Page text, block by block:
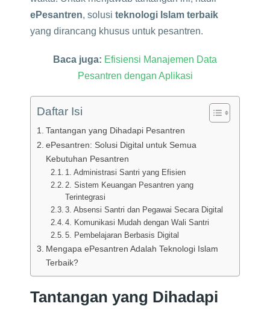
ePesantren, solusi teknologi Islam terbaik
yang dirancang khusus untuk pesantren.
Baca juga: Efisiensi Manajemen Data
Pesantren dengan Aplikasi
Daftar Isi
Tantangan yang Dihadapi Pesantren
ePesantren: Solusi Digital untuk Semua
Kebutuhan Pesantren
1. Administrasi Santri yang Efisien
2. Sistem Keuangan Pesantren yang
Terintegrasi
3. Absensi Santri dan Pegawai Secara Digital
4. Komunikasi Mudah dengan Wali Santri
5. Pembelajaran Berbasis Digital
Mengapa ePesantren Adalah Teknologi Islam
Terbaik?
Tantangan yang Dihadapi